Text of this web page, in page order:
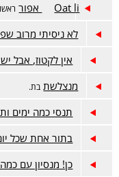
Oat li אפור
לא ניסיתי מרוב
אין לקטוז, אבל
מנצלשת בת.
תנסי כמה ימים
בתור אחת שכל
כן! מנסיון עם